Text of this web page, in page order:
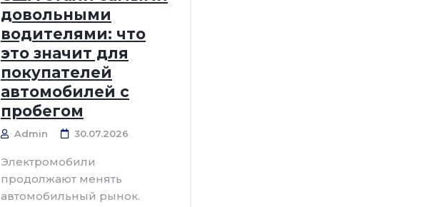
довольными
водителями: что
это значит для
покупателей
автомобилей с
пробегом
Admin 30.07.2026
Электромобили
продолжают менять
автомобильный рынок.